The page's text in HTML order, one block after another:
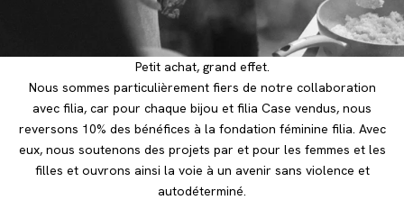
Petit achat, grand effet.
Nous sommes particulièrement fiers de notre collaboration
avec filia, car pour chaque bijou et filia Case vendus, nous
reversons 10% des bénéfices à la fondation féminine filia. Avec
eux, nous soutenons des projets par et pour les femmes et les
filles et ouvrons ainsi la voie à un avenir sans violence et
autodéterminé.